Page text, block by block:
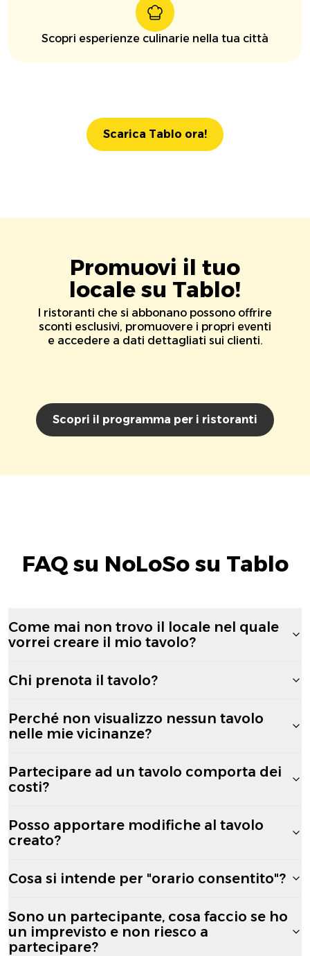
Scopri esperienze culinarie nella tua città
Scarica Tablo ora!
Promuovi il tuo
locale su Tablo!
I ristoranti che si abbonano possono offrire
sconti esclusivi, promuovere i propri eventi
e accedere a dati dettagliati sui clienti.
Scopri il programma per i ristoranti
FAQ su NoLoSo su Tablo
Come mai non trovo il locale nel quale
vorrei creare il mio tavolo?
Chi prenota il tavolo?
Perché non visualizzo nessun tavolo
nelle mie vicinanze?
Partecipare ad un tavolo comporta dei
costi?
Posso apportare modifiche al tavolo
creato?
Cosa si intende per "orario consentito"?
Sono un partecipante, cosa faccio se ho
un imprevisto e non riesco a
partecipare?